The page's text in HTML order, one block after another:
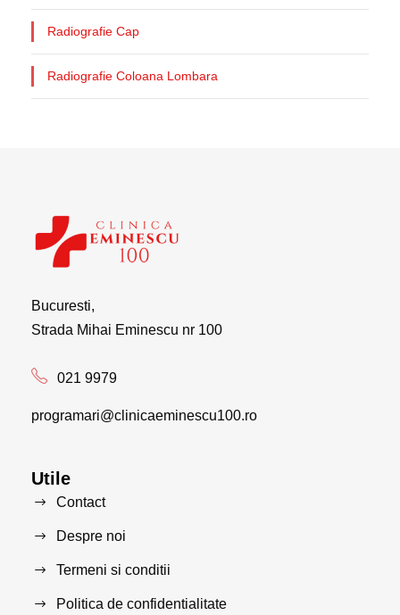
Radiografie Cap
Radiografie Coloana Lombara
Bucuresti,
Strada Mihai Eminescu nr 100
021 9979
programari@clinicaeminescu100.ro
Utile
Contact
Despre noi
Termeni si conditii
Politica de confidentialitate